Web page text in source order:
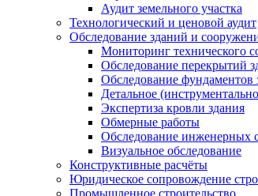
Аудит земельного участка
Технологический и ценовой аудит
Обследование зданий и
Мониторинг технического
Обследование перекрытий
Обследование фундаментов
Детальное
Экспертиза кровли здания
Обмерные работы
Обследование инженерных
Визуальное обследование
Конструктивные расчёты
Юридическое сопровождение
Промышленное строительство